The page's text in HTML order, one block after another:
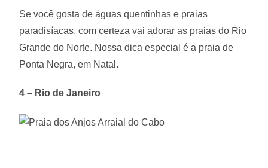
Se você gosta de águas quentinhas e praias
paradisíacas, com certeza vai adorar as praias do Rio
Grande do Norte. Nossa dica especial é a praia de
Ponta Negra, em Natal.
4 – Rio de Janeiro